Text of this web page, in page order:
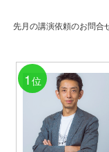
先月の講演依頼のお問合
1 位